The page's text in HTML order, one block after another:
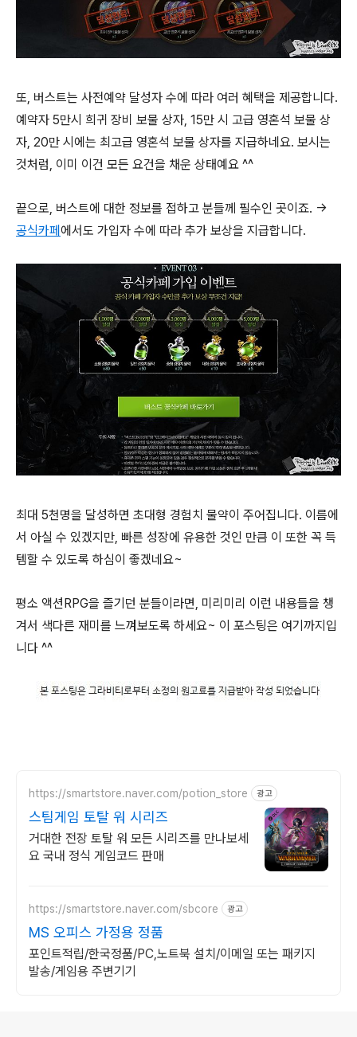
또, 버스트는 사전예약 달성자 수에 따라 여러 혜택을 제공합니다.
예약자 5만시 희귀 장비 보물 상자, 15만 시 고급 영혼석 보물 상
자, 20만 시에는 최고급 영혼석 보물 상자를 지급하네요. 보시는
것처럼, 이미 이건 모든 요건을 채운 상태예요 ^^
끝으로, 버스트에 대한 정보를 접하고 분들께 필수인 곳이죠. →
공식카페 에서도 가입자 수에 따라 추가 보상을 지급합니다.
최대 5천명을 달성하면 초대형 경험치 물약이 주어집니다. 이름에
서 아실 수 있겠지만, 빠른 성장에 유용한 것인 만큼 이 또한 꼭 득
템할 수 있도록 하심이 좋겠네요~
평소 액션RPG을 즐기던 분들이라면, 미리미리 이런 내용들을 챙
겨서 색다른 재미를 느껴보도록 하세요~ 이 포스팅은 여기까지입
니다 ^^
https://smartstore.naver.com/potion_store 광고
스팀게임 토탈 워 시리즈
거대한 전장 토탈 워 모든 시리즈를 만나보세
요 국내 정식 게임코드 판매
https://smartstore.naver.com/sbcore 광고
MS 오피스 가정용 정품
포인트적립/한국정품/PC,노트북 설치/이메일 또는 패키지
발송/게임용 주변기기